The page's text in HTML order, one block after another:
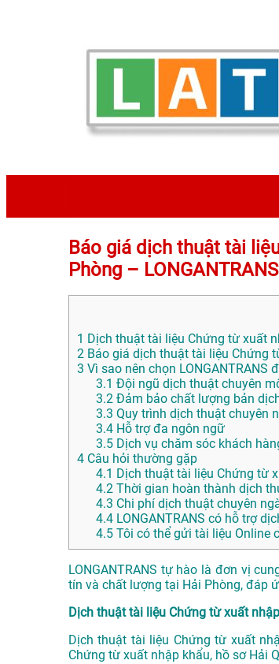
Báo giá dịch thuật tài
Phòng – LONGANTRANS
1 Dịch thuật tài liệu Chứng từ xuất
2 Báo giá dịch thuật tài liệu Chứng
3 Vì sao nên chọn LONGANTRANS
3.1 Đội ngũ dịch thuật chuyên
3.2 Đảm bảo chất lượng bản
3.3 Quy trình dịch thuật chuyên
3.4 Hỗ trợ đa ngôn ngữ
3.5 Dịch vụ chăm sóc khách
4 Câu hỏi thường gặp
4.1 Dịch thuật tài liệu Chứng từ
4.2 Thời gian hoàn thành dịch
4.3 Chi phí dịch thuật chuyên
4.4 LONGANTRANS có hỗ trợ
4.5 Tôi có thể gửi tài liệu Online
LONGANTRANS tự hào là đơn vị
tín và chất lượng tại Hải Phòng, đáp
Dịch thuật tài liệu Chứng từ xuất
Dịch thuật tài liệu Chứng từ xuất
Chứng từ xuất nhập khẩu, hồ sơ Hải